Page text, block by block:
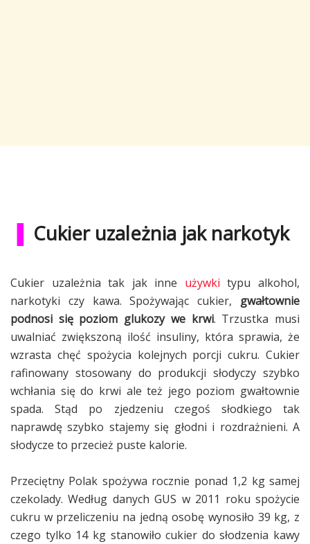
Cukier uzależnia jak narkotyk
Cukier uzależnia tak jak inne używki typu alkohol,
narkotyki czy kawa. Spożywając cukier, gwałtownie
podnosi się poziom glukozy we krwi. Trzustka musi
uwalniać zwiększoną ilość insuliny, która sprawia, że
wzrasta chęć spożycia kolejnych porcji cukru. Cukier
rafinowany stosowany do produkcji słodyczy szybko
wchłania się do krwi ale też jego poziom gwałtownie
spada. Stąd po zjedzeniu czegoś słodkiego tak
naprawdę szybko stajemy się głodni i rozdrażnieni. A
słodycze to przecież puste kalorie.
Przeciętny Polak spożywa rocznie ponad 1,2 kg samej
czekolady. Według danych GUS w 2011 roku spożycie
cukru w przeliczeniu na jedną osobę wynosiło 39 kg, z
czego tylko 14 kg stanowiło cukier do słodzenia kawy